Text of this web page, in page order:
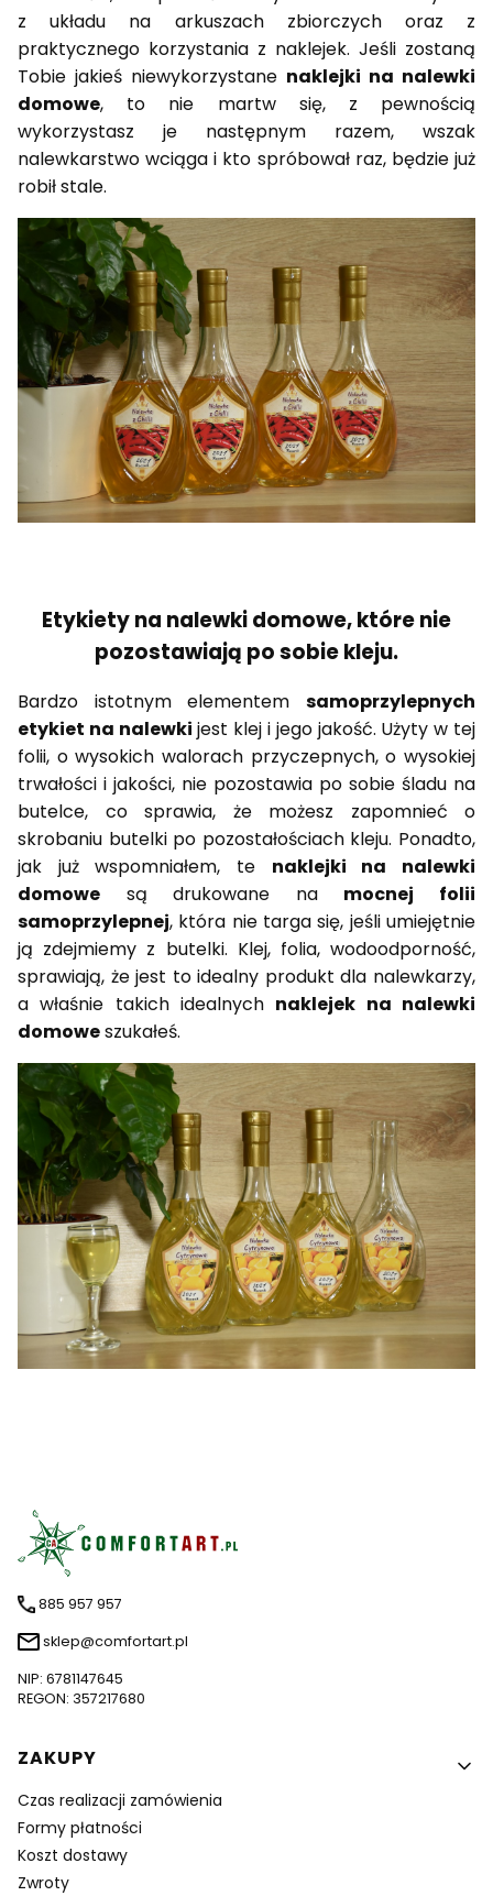
z układu na arkuszach zbiorczych oraz z
praktycznego korzystania z naklejek. Jeśli zostaną
Tobie jakieś niewykorzystane naklejki na nalewki
domowe, to nie martw się, z pewnością
wykorzystasz je następnym razem, wszak
nalewkarstwo wciąga i kto spróbował raz, będzie już
robił stale.
Etykiety na nalewki domowe, które nie
pozostawiają po sobie kleju.
Bardzo istotnym elementem samoprzylepnych
etykiet na nalewki jest klej i jego jakość. Użyty w tej
folii, o wysokich walorach przyczepnych, o wysokiej
trwałości i jakości, nie pozostawia po sobie śladu na
butelce, co sprawia, że możesz zapomnieć o
skrobaniu butelki po pozostałościach kleju. Ponadto,
jak już wspomniałem, te naklejki na nalewki
domowe są drukowane na mocnej folii
samoprzylepnej, która nie targa się, jeśli umiejętnie
ją zdejmiemy z butelki. Klej, folia, wodoodporność,
sprawiają, że jest to idealny produkt dla nalewkarzy,
a właśnie takich idealnych naklejek na nalewki
domoweszukałeś.
885 957 957
sklep@comfortart.pl
NIP: 6781147645
REGON: 357217680
Linki w stopce
ZAKUPY
Czas realizacji zamówienia
Formy płatności
Koszt dostawy
Zwroty